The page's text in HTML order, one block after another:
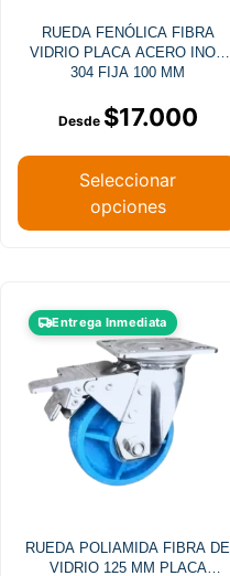
RUEDA FENÓLICA FIBRA
VIDRIO PLACA ACERO INOX
304 FIJA 100 MM
$17.000
Seleccionar
opciones
Entrega Inmediata
RUEDA POLIAMIDA FIBRA DE
VIDRIO 125 MM PLACA